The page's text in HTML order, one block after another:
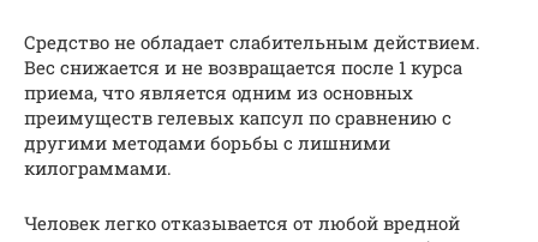
Средство не обладает слабительным действием.
Вес снижается и не возвращается после 1 курса
приема, что является одним из основных
преимуществ гелевых капсул по сравнению с
другими методами борьбы с лишними
килограммами.
Человек легко отказывается от любой вредной